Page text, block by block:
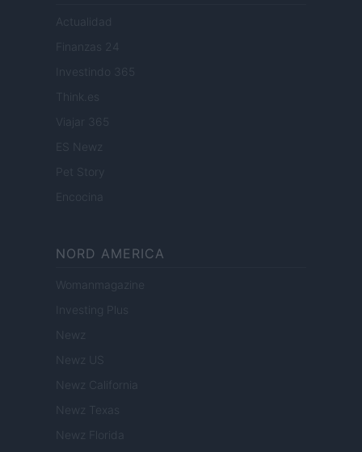
Actualidad
Finanzas 24
Investindo 365
Think.es
Viajar 365
ES Newz
Encocina
NORD AMERICA
Womanmagazine
Investing Plus
Newz
Newz US
Newz California
Newz Texas
Newz Florida